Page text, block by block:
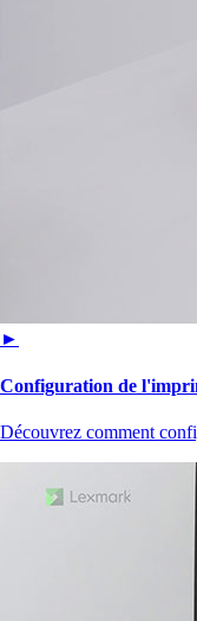
►
Configuration de
Découvrez comment